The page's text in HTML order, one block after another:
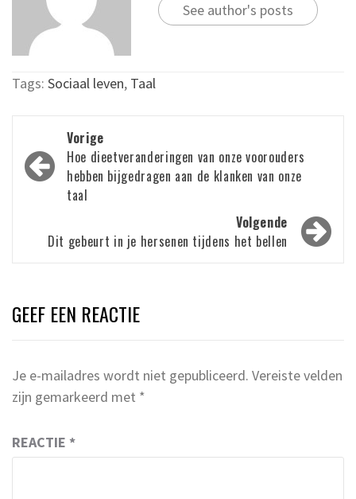
See author's posts
Tags: Sociaal leven, Taal
Bericht
navigatie
Vorige
Hoe dieetveranderingen van onze voorouders
hebben bijgedragen aan de klanken van onze
taal
Volgende
Dit gebeurt in je hersenen tijdens het bellen
GEEF EEN REACTIE
Je e-mailadres wordt niet gepubliceerd. Vereiste velden
zijn gemarkeerd met *
REACTIE *